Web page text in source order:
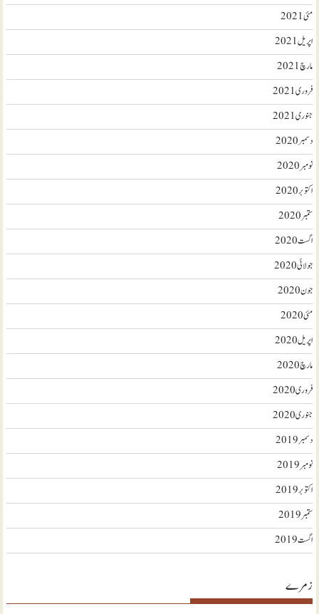
مئی 2021
اپریل 2021
مارچ 2021
فروری 2021
جنوری 2021
دسمبر 2020
نومبر 2020
اکتوبر 2020
ستمبر 2020
اگست 2020
جولائی 2020
جون 2020
مئی 2020
اپریل 2020
مارچ 2020
فروری 2020
جنوری 2020
دسمبر 2019
نومبر 2019
اکتوبر 2019
ستمبر 2019
اگست 2019
زمرے